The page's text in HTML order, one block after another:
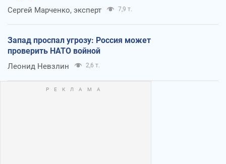
Сергей Марченко, эксперт 7,9 т.
Запад проспал угрозу: Россия может
проверить НАТО войной
Леонид Невзлин 2,6 т.